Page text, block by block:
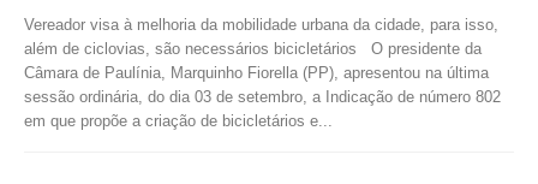
Vereador visa à melhoria da mobilidade urbana da cidade, para isso,
além de ciclovias, são necessários bicicletários O presidente da
Câmara de Paulínia, Marquinho Fiorella (PP), apresentou na última
sessão ordinária, do dia 03 de setembro, a Indicação de número 802
em que propõe a criação de bicicletários e...